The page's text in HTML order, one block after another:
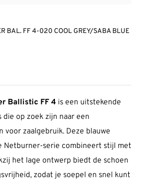
BAL. FF 4-020 COOL GREY/SABA BLUE
Ballistic FF 4 is een uitstekende
die op zoek zijn naar een
voor zaalgebruik. Deze blauwe
Netburner-serie combineert stijl met
het lage ontwerp biedt de schoen
zodat je soepel en snel kunt